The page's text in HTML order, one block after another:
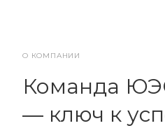
О КОМПАНИИ
Команда
— ключ к